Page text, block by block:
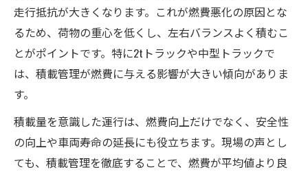
走行抵抗が大きくなります。これが燃費悪化の原因とな
るため、荷物の重心を低くし、左右バランスよく積むこ
とがポイントです。特に2tトラックや中型トラックで
は、積載管理が燃費に与える影響が大きい傾向がありま
す。
積載量を意識した運行は、燃費向上だけでなく、安全性
の向上や車両寿命の延長にも役立ちます。現場の声とし
ても、積載管理を徹底することで、燃費が平均値より良